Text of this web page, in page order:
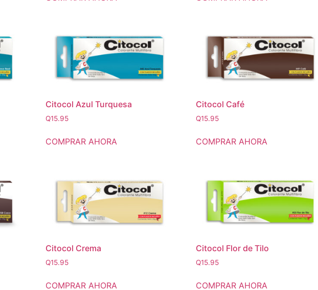
Citocol Azul Turquesa
Q15.95
COMPRAR AHORA
Citocol Café
Q15.95
COMPRAR AHORA
Citocol Crema
Q15.95
COMPRAR AHORA
Citocol Flor de Tilo
Q15.95
COMPRAR AHORA